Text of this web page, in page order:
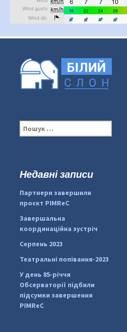
#PipIvanToday
pimrec_project
П
о
:Недавні записи
Партнери завершили
проєкт PIMReC
Завершальна
координаційна зустріч
Серпень 2023
Театральні попівання-2023
У день 85-річчя
Обсерваторії підбили
підсумки завершення
PIMReC